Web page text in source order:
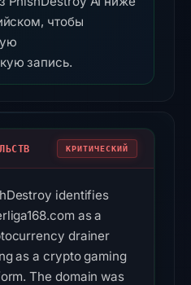
чтобы
запись.
КРИТИЧЕСКИЙ
identifies
as a
drainer
as a crypto gaming
The domain was